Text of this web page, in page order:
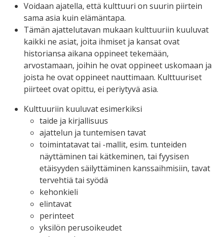
Voidaan ajatella, että kulttuuri on suurin piirtein
sama asia kuin elämäntapa.
Tämän ajattelutavan mukaan kulttuuriin kuuluvat
kaikki ne asiat, joita ihmiset ja kansat ovat
historiansa aikana oppineet tekemään,
arvostamaan, joihin he ovat oppineet uskomaan ja
joista he ovat oppineet nauttimaan. Kulttuuriset
piirteet ovat opittu, ei periytyvä asia.
Kulttuuriin kuuluvat esimerkiksi
taide ja kirjallisuus
ajattelun ja tuntemisen tavat
toimintatavat tai -mallit, esim. tunteiden
näyttäminen tai kätkeminen, tai fyysisen
etäisyyden säilyttäminen kanssaihmisiin, tavat
tervehtiä tai syödä
kehonkieli
elintavat
perinteet
yksilön perusoikeudet